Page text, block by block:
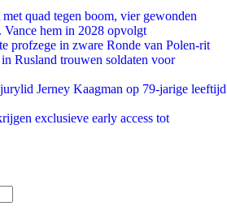
quad tegen boom, vier gewonden
hem in 2028 opvolgt
profzege in zware Ronde van Polen-rit
Rusland trouwen soldaten voor
Jerney Kaagman op 79-jarige leeftijd
exclusieve early access tot